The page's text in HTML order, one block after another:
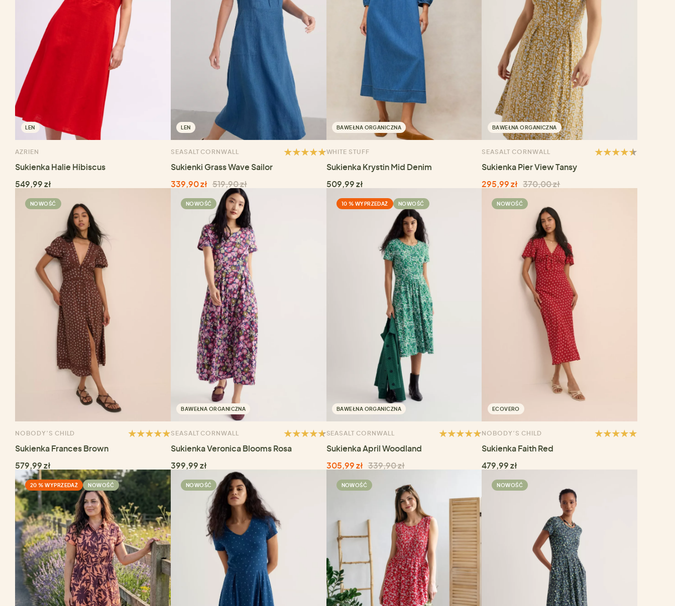
LEN
AZRIEN
Sukienka Halie Hibiscus
549,99 zł
LEN
SEASALT CORNWALL
Sukienki Grass Wave Sailor
339,90 zł 519,90 zł
BAWEŁNA ORGANICZNA
WHITE STUFF
Sukienka Krystin Mid Denim
509,99 zł
BAWEŁNA ORGANICZNA
SEASALT CORNWALL
Sukienka Pier View Tansy
295,99 zł 370,00 zł
NOWOŚĆ
NOBODY’S CHILD
Sukienka Frances Brown
579,99 zł
NOWOŚĆ
BAWEŁNA ORGANICZNA
SEASALT CORNWALL
Sukienka Veronica Blooms Rosa
399,99 zł
10 % WYPRZEDAŻ NOWOŚĆ
BAWEŁNA ORGANICZNA
SEASALT CORNWALL
Sukienka April Woodland
305,99 zł 339,90 zł
NOWOŚĆ
ECOVERO
NOBODY’S CHILD
Sukienka Faith Red
479,99 zł
20 % WYPRZEDAŻ NOWOŚĆ NOWOŚĆ NOWOŚĆ NOWOŚĆ